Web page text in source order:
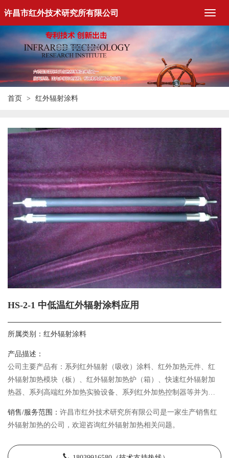
许昌市红外技术研究所有限公司
首页 红外辐射涂料
HS-2-1 中低温红外辐射涂料应用
所属类别： 红外辐射涂料
产品描述：
公司主要产品有：系列红外辐射（吸收）涂料、红外加热元件、红
外辐射加热模块（板）、红外辐射加热炉（箱）、快速红外辐射加
热器、系列高端红外加热实验设备、系列红外加热控制器等并为客
销售/服务范围： 许昌市红外技术研究所有限公司是一家生产销售红
外辐射加热的公司，欢迎咨询红外辐射加热相关问题。
18039916580（技术支持热线）